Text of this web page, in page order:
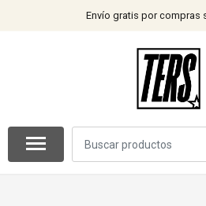
Envío gratis por compras